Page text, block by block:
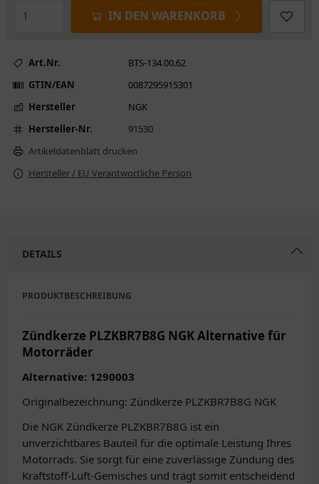
IN DEN WARENKORB
Art.Nr.
BTS-134.00.62
GTIN/EAN
0087295915301
Hersteller
NGK
Hersteller-Nr.
91530
Artikeldatenblatt drucken
Hersteller / EU Verantwortliche Person
DETAILS
PRODUKTBESCHREIBUNG
Zündkerze PLZKBR7B8G NGK Alternative für
Motorräder
Alternative: 1290003
Originalbezeichnung: Zündkerze PLZKBR7B8G NGK
Die NGK Zündkerze PLZKBR7B8G ist ein
unverzichtbares Bauteil für die optimale Leistung Ihres
Motorrads. Sie sorgt für eine zuverlässige Zündung des
Kraftstoff-Luft-Gemisches und trägt somit entscheidend